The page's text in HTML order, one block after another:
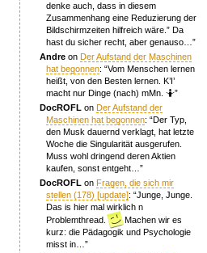
denke auch, dass in diesem
Zusammenhang eine Reduzierung der
Bildschirmzeiten hilfreich wäre.” Da
hast du sicher recht, aber genauso… ”
Andre onDer Aufstand der Maschinen
hat begonnen: “Vom Menschen lernen
heißt, von den Besten lernen. K’I’
macht nur Dinge (nach) mMn. 🤷”
DocROFL onDer Aufstand der
Maschinen hat begonnen: “Der Typ,
den Musk dauernd verklagt, hat letzte
Woche die Singularität ausgerufen.
Muss wohl dringend deren Aktien
kaufen, sonst entgeht… ”
DocROFL onFragen, die sich mir
stellen (178) [update]: “Junge, Junge.
Das is hier mal wirklich n
Problemthread.
Machen wir es
kurz: die Pädagogik und Psychologie
misst in… ”